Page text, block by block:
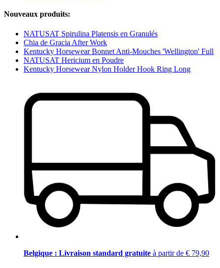
Nouveaux produits:
NATUSAT Spirulina Platensis en Granulés
Chia de Gracia After Work
Kentucky Horsewear Bonnet Anti-Mouches 'Wellington' Full
NATUSAT Hericium en Poudre
Kentucky Horsewear Nylon Holder Hook Ring Long
Belgique : Livraison standard gratuite à partir de € 79,90